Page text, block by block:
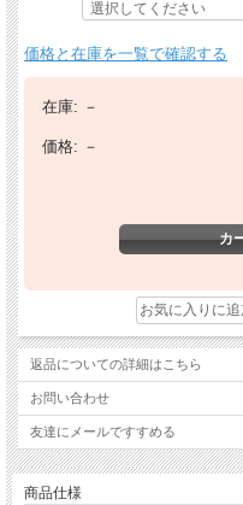
価格と在庫を一覧で確認する
在庫: －
価格: －
返品についての詳細はこちら
お問い合わせ
友達にメールですすめる
商品仕様